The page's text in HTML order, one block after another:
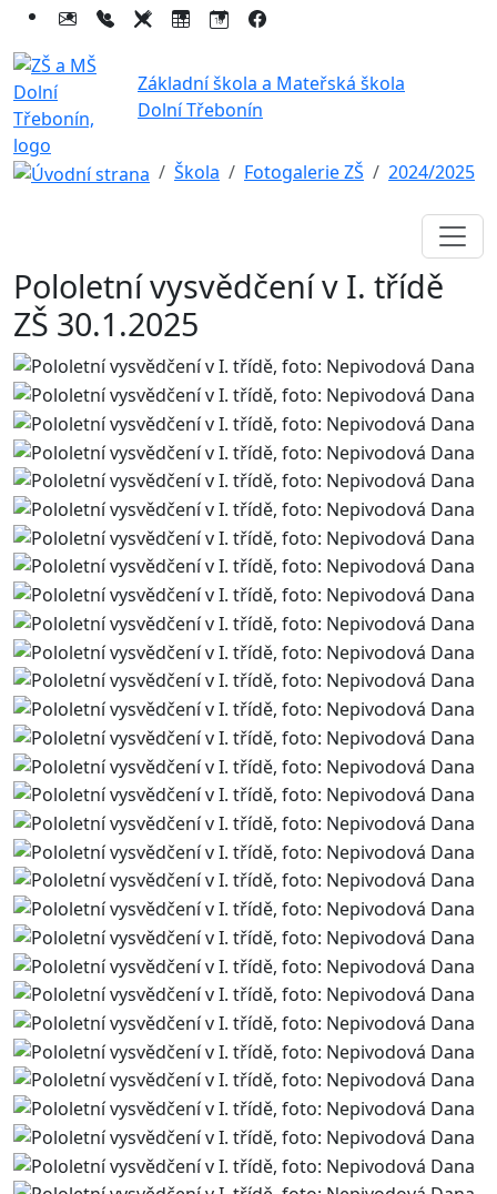
Základní škola a Mateřská škola
Dolní Třebonín
Škola Fotogalerie ZŠ 2024/2025
Pololetní vysvědčení v I. třídě
ZŠ 30.1.2025